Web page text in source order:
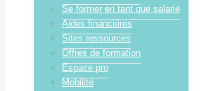
Se former en tant que salarié
Aides financières
Sites ressources
Offres de formation
Espace pro
Mobilité